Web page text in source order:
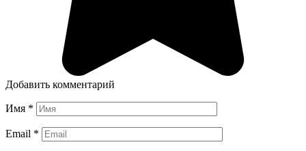
Добавить комментарий
Имя *
Email *